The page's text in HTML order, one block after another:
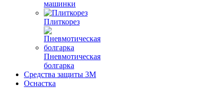
машинки
Плиткорез
Пневмотическая
болгарка
Средства защиты 3М
Оснастка